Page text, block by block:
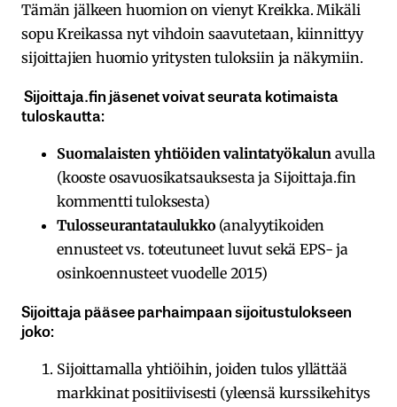
Tämän jälkeen huomion on vienyt Kreikka. Mikäli
sopu Kreikassa nyt vihdoin saavutetaan, kiinnittyy
sijoittajien huomio yritysten tuloksiin ja näkymiin.
Sijoittaja.fin jäsenet voivat seurata kotimaista
tuloskautta:
Suomalaisten yhtiöiden valintatyökalunavulla
(kooste osavuosikatsauksesta ja Sijoittaja.fin
kommentti tuloksesta)
Tulosseurantataulukko (analyytikoiden
ennusteet vs. toteutuneet luvut sekä EPS- ja
osinkoennusteet vuodelle 2015)
Sijoittaja pääsee parhaimpaan sijoitustulokseen
joko:
Sijoittamalla yhtiöihin, joiden tulos yllättää
markkinat positiivisesti (yleensä kurssikehitys